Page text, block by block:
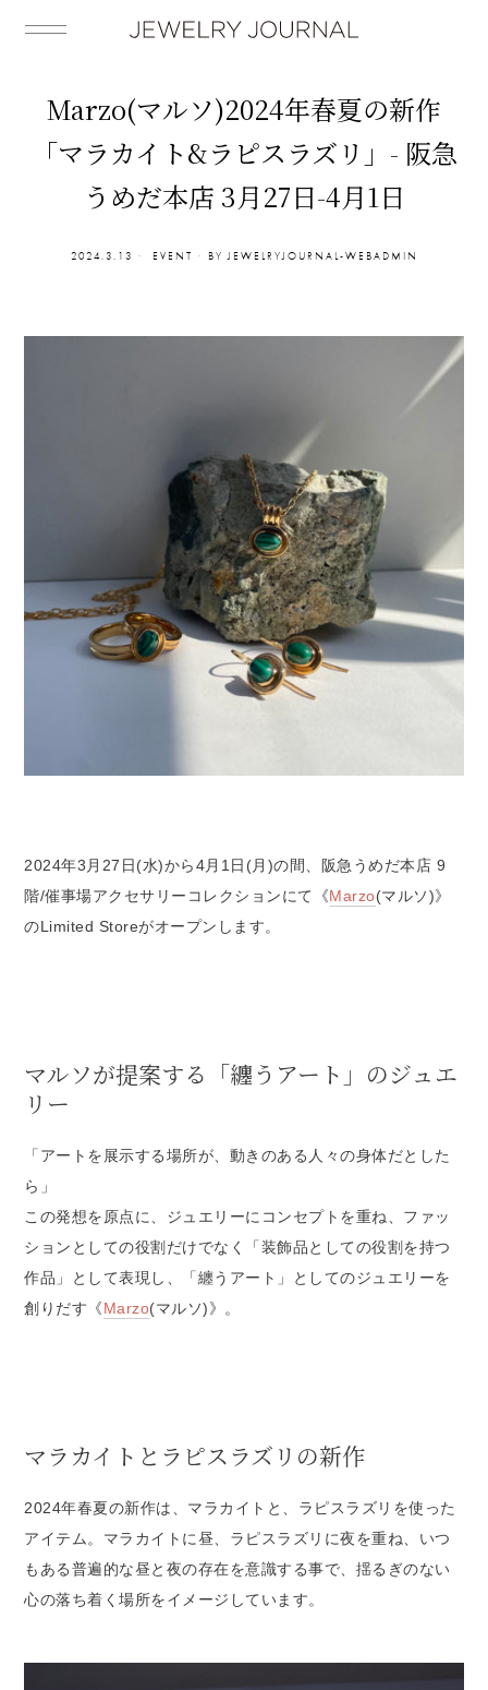
Marzo(マルソ)2024年春夏の新作
「マラカイト&ラピスラズリ」- 阪急
うめだ本店 3月27日-4月1日
2024.3.13 EVENT BY JEWELRYJOURNAL-WEBADMIN
2024年3月27日(水)から4月1日(月)の間、阪急うめだ本店 9
階/催事場アクセサリーコレクションにて《Marzo(マルソ)》
のLimited Storeがオープンします。
マルソが提案する「纏うアート」のジュエ
リー
「アートを展示する場所が、動きのある人々の身体だとした
ら」
この発想を原点に、ジュエリーにコンセプトを重ね、ファッ
ションとしての役割だけでなく「装飾品としての役割を持つ
作品」として表現し、「纏うアート」としてのジュエリーを
創りだす《Marzo(マルソ)》。
マラカイトとラピスラズリの新作
2024年春夏の新作は、マラカイトと、ラピスラズリを使った
アイテム。マラカイトに昼、ラピスラズリに夜を重ね、いつ
もある普遍的な昼と夜の存在を意識する事で、揺るぎのない
心の落ち着く場所をイメージしています。